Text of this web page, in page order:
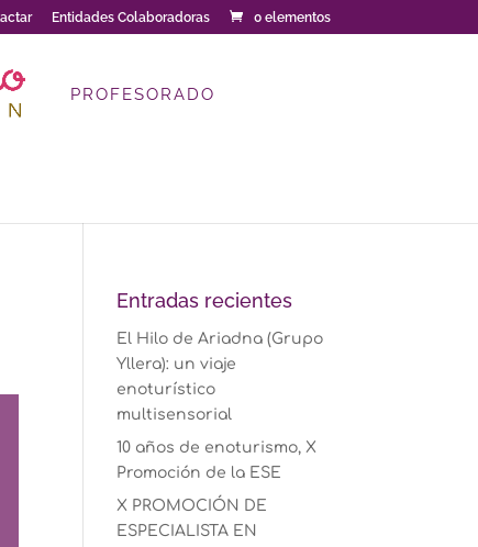
Entidades Colaboradoras 0 elementos
PROFESORADO
Entradas recientes
El Hilo de Ariadna (Grupo
Yllera): un viaje
enoturístico
multisensorial
10 años de enoturismo, X
Promoción de la ESE
X PROMOCIÓN DE
ESPECIALISTA EN